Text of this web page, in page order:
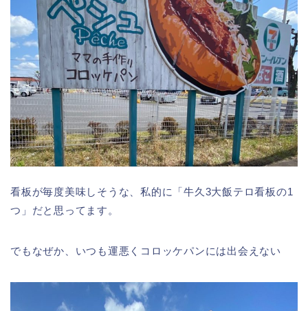
看板が毎度美味しそうな、私的に「牛久3大飯テロ看板の1
つ」だと思ってます。
でもなぜか、いつも運悪くコロッケパンには出会えない